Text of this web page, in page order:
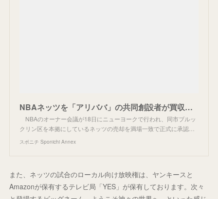
NBAネッツを「アリババ」の共同創設者が買収 総額3618億円！ - スポニチ Sponichi Annex スポーツ
NBAのオーナー会議が18日にニューヨークで行われ、同市ブルッ
クリン区を本拠にしているネッツの売却を満場一致で正式に承認…
スポニチ Sponichi Annex
また、ネッツの試合のローカル向け放映権は、ヤンキースと
Amazonが保有するテレビ局「YES」が保有しております。次々